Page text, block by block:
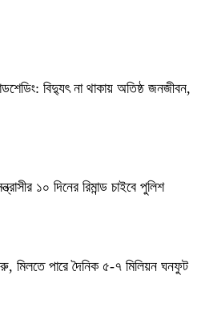
বিদ্যুৎ না থাকায় অতিষ্ঠ জনজীবন,
১০ দিনের রিমান্ড চাইবে পুলিশ
মিলতে পারে দৈনিক ৫-৭ মিলিয়ন ঘনফুট